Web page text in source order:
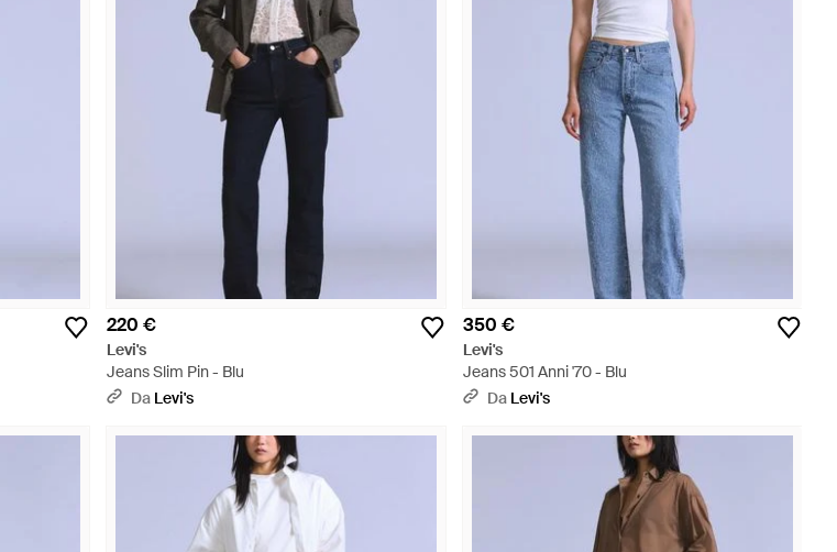
220 €
Levi's
Jeans Slim Pin - Blu
Da Levi's
350 €
Levi's
Jeans 501 Anni '70 - Blu
Da Levi's